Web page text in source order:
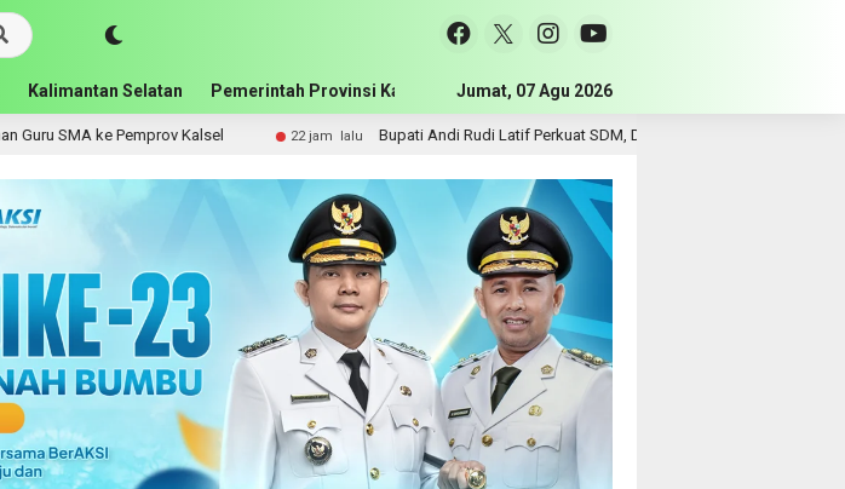
Kalimantan Selatan Pemerintah Provinsi Kalimantan Selatan Pemerintah Kabupaten Tanah
Jumat, 07 Agu 2026
22 jam lalu Bupati Andi Rudi Latif Perkuat SDM, Disnakertrans Gelar Pelatihan Desain Grafis dan Barbershop